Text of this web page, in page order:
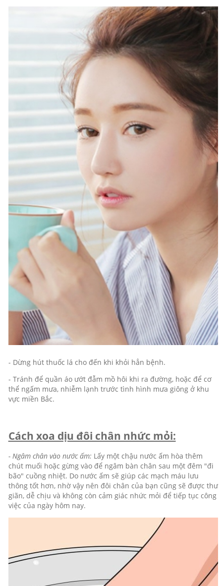
- Dừng hút thuốc lá cho đến khi khỏi hẳn bệnh.
- Tránh để quần áo ướt đẫm mồ hôi khi ra đường, hoặc để cơ
thể ngấm mưa, nhiễm lạnh trước tình hình mưa giông ở khu
vực miền Bắc.
Cách xoa dịu đôi chân nhức mỏi:
- Ngâm chân vào nước ấm: Lấy một chậu nước ấm hòa thêm
chút muối hoặc gừng vào để ngâm bàn chân sau một đêm "đi
bão" cuồng nhiệt. Do nước ấm sẽ giúp các mạch máu lưu
thông tốt hơn, nhờ vậy nên đôi chân của bạn cũng sẽ được thư
giãn, dễ chịu và không còn cảm giác nhức mỏi để tiếp tục công
việc của ngày hôm nay.